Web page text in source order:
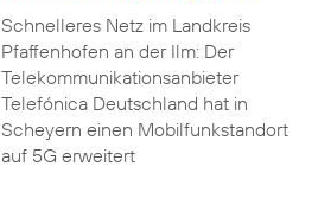
Schnelleres Netz im Landkreis
Pfaffenhofen an der Ilm: Der
Telekommunikationsanbieter
Telefónica Deutschland hat in
Scheyern einen Mobilfunkstandort
auf 5G erweitert